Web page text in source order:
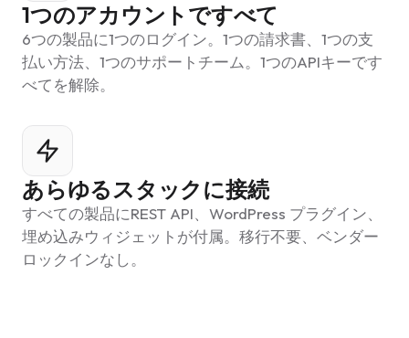
1つのアカウントですべて
6つの製品に1つのログイン。1つの請求書、1つの支
払い方法、1つのサポートチーム。1つのAPIキーです
べてを解除。
あらゆるスタックに接続
すべての製品にREST API、WordPress プラグイン、
埋め込みウィジェットが付属。移行不要、ベンダー
ロックインなし。